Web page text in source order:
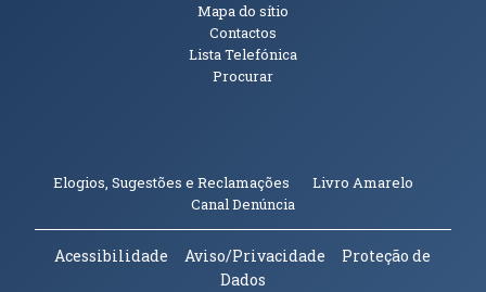
Mapa do sítio
Contactos
Lista Telefónica
Procurar
Elogios, Sugestões e Reclamações Livro Amarelo
Canal Denúncia(abre em nova janela)
Acessibilidade Aviso/Privacidade
Proteção de
Dados